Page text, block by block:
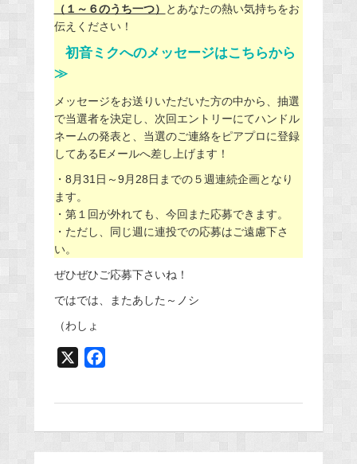
（１～６のうち一つ）
とあなたの熱い気持ちをお
伝えください！
初音ミクへのメッセージはこちらから
≫
メッセージをお送りいただいた方の中から、抽選
で当選者を決定し、次回エントリーにてハンドル
ネームの発表と、当選のご連絡をピアプロに登録
してあるEメールへ差し上げます！
・8月31日～9月28日までの５週連続企画となり
ます。
・第１回が外れても、今回また応募できます。
・ただし、同じ週に連投での応募はご遠慮下さ
い。
ぜひぜひご応募下さいね！
ではでは、またあした～ノシ
（わしょ